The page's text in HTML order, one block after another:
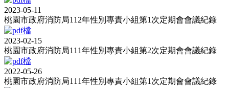
2023-05-11
桃園市政府消防局112年性別專責小組第1次定期會會議紀錄
2023-02-15
桃園市政府消防局111年性別專責小組第2次定期會會議紀錄
2022-05-26
桃園市政府消防局111年性別專責小組第1次定期會會議紀錄